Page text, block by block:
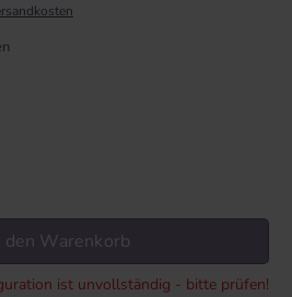
Wert ein oder benutze die Schaltflächen
den Warenkorb
ist unvollständig - bitte prüfen!